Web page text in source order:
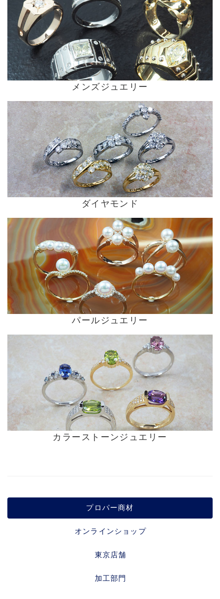
メンズジュエリー
ダイヤモンド
パールジュエリー
カラーストーンジュエリー
プロパー商材
オンラインショップ
東京店舗
加工部門